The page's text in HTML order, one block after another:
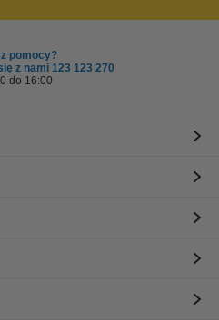
pomocy?
z nami 123 123 270
do 16:00